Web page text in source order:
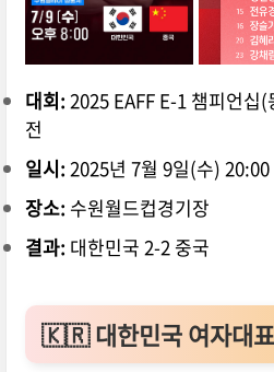
대회: 2025 EAFF E-1 챔피언십
전
일시: 2025년 7월 9일(수) 20:00
장소: 수원월드컵경기장
결과: 대한민국 2-2 중국
🇰🇷 대한민국 여자대